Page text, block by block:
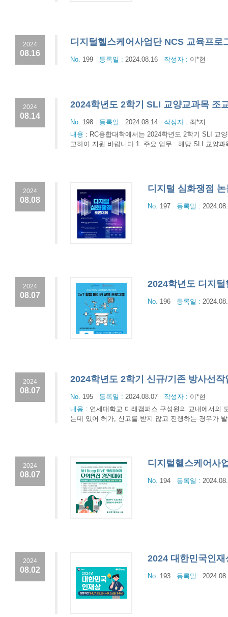
2024
08.16
디지털헬스케어사업단 NCS 교육프로
No. 199 등록일 : 2024.08.16 작성자 : 이*현
2024
08.14
2024학년도 2학기 SLI 교양교과목 조
No. 198 등록일 : 2024.08.14 작성자 : 최*지
내용 : RC융합대학에서는 2024학년도 2학기 SLI 교
고하여 지원 바랍니다.1. 주요 업무 : 해당 SLI 교양
2024
08.08
디지털 심화쟁점
No. 197 등록일 :
2024
08.07
2024학년도 디지
No. 196 등록일 :
2024
08.07
2024학년도 2학기 신규/기존 방사선
No. 195 등록일 : 2024.08.07 작성자 : 이*현
내용 : 연세대학교 미래캠퍼스 구성원의 교내에서의
는데 있어 허가, 신고를 받지 않고 진행하는 경우가
2024
08.07
디지털헬스케어사
No. 194 등록일 :
2024
08.02
2024 대한민국인
No. 193 등록일 :